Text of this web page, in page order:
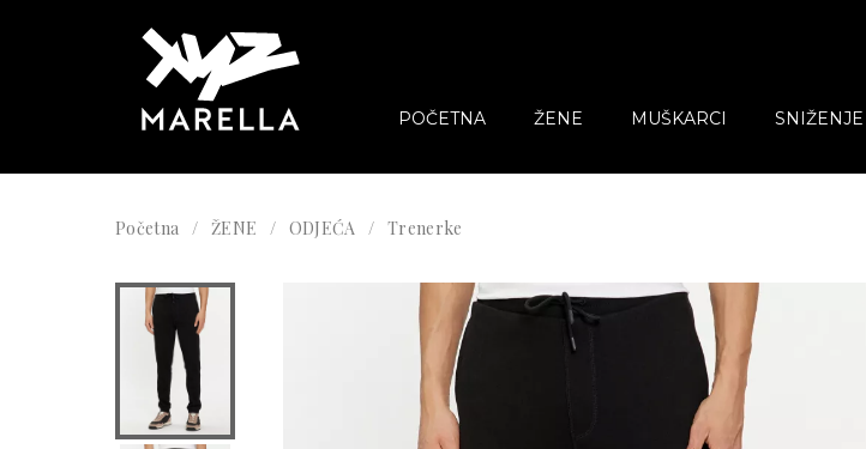
POČETNA ŽENE MUŠKARCI SNIŽENJE
Početna ŽENE ODJEĆA Trenerke